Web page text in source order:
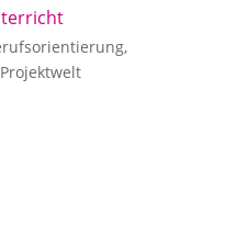
,
Projektwelt